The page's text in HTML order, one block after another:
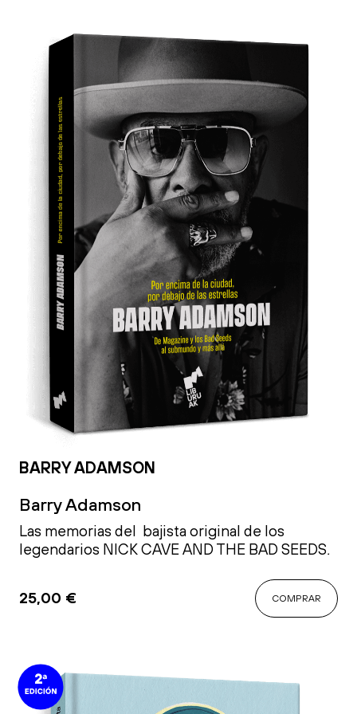
BARRY ADAMSON
Barry Adamson
Las memorias del bajista original de los
legendarios NICK CAVE AND THE BAD SEEDS.
25,00 € COMPRAR